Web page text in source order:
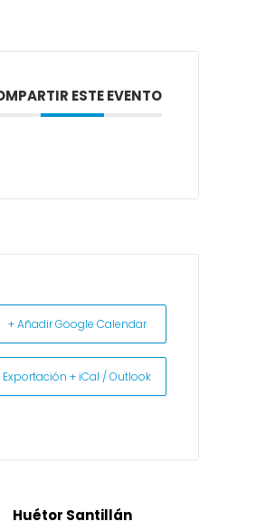
ESTE EVENTO
+ Añadir Google Calendar
Exportación + iCal / Outlook
Huétor Santillán